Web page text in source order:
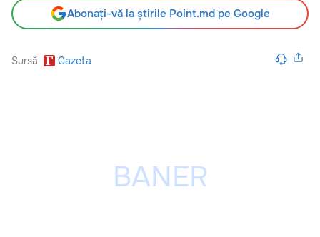
Abonați-vă la știrile Point.md pe Google
Sursă Gazeta